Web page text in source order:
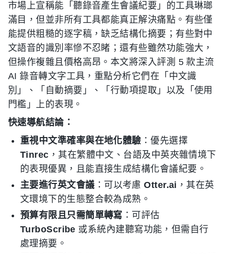
市場上宣稱能「聽錄音產生會議紀要」的工具琳瑯
滿目，但並非所有工具都能真正解決痛點。有些僅
能提供粗糙的逐字稿，缺乏結構化摘要；有些對中
文語音的識別率慘不忍睹；還有些雖然功能強大，
但操作複雜且價格高昂。本文將深入評測 5 款主流
AI 錄音轉文字工具，重點分析它們在「中文識
別」、「自動摘要」、「行動項提取」以及「使用
門檻」上的表現。
快速導航結論：
重視中文準確率與在地化體驗 ：優先選擇
Tinrec ，其在繁體中文、台語及中英夾雜情境下
的表現優異，且能直接生成結構化會議紀要。
主要進行英文會議 ：可以考慮Otter.ai ，其在英
文環境下的生態整合較為成熟。
預算有限且只需簡單轉寫 ：可評估
TurboScribe 或系統內建聽寫功能，但需自行
處理摘要。